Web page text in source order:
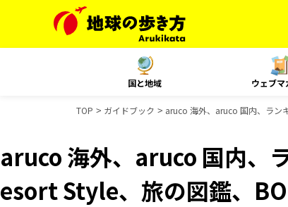
国と地域 ウェブマ
TOP ガイドブック aruco 海外、aruco 国内、ラン
aruco 海外、aruco 国内、
esort Style、旅の図鑑、